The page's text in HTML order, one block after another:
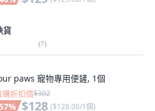
貨
(7)
paws 寵物專用便鏟, 1個
購折扣價$302
% $128 ($128.00/1個)